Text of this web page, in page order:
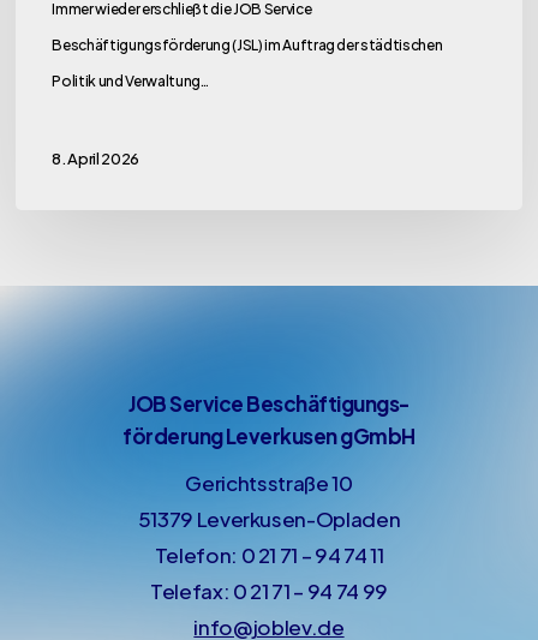
Müll‘
Immer wieder erschließt die JOB Service
Beschäftigungsförderung (JSL) im Auftrag der städtischen
Politik und Verwaltung…
8. April 2026
JOB Service Beschäftigungs-
förderung Leverkusen gGmbH
Gerichtsstraße 10
51379 Leverkusen-Opladen
Telefon: 0 21 71 – 94 74 11
Telefax: 0 21 71 – 94 74 99
info@joblev.de